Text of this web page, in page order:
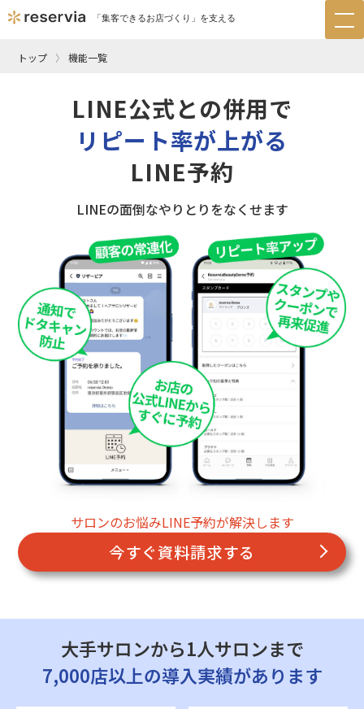
「集客できるお店づくり」を支える
トップ 機能一覧
LINE公式との併用で
リピート率が上がる
LINE予約
LINEの面倒なやりとりをなくせます
サロンのお悩みLINE予約が解決します
今すぐ資料請求する
大手サロンから1人サロンまで
7,000店以上の導入実績があります